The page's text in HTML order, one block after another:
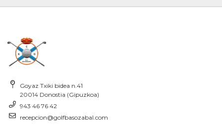
Goyaz Txiki bidea n.41
20014 Donostia (Gipuzkoa)
943 46 76 42
recepcion@golfbasozabal.com